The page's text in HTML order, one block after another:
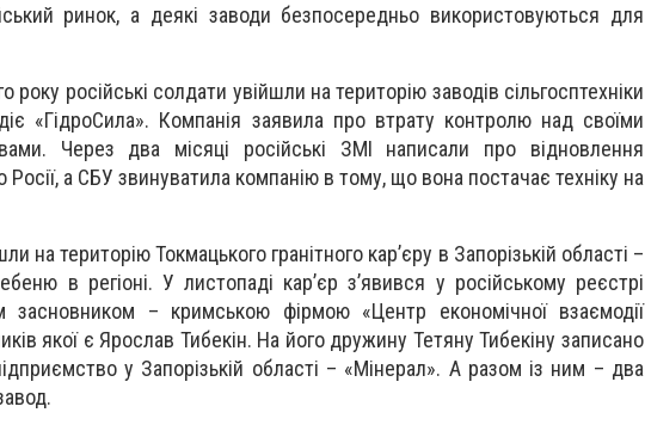
ринок, а деякі заводи безпосередньо використовуються для
російські солдати увійшли на територію заводів сільгосптехніки
«ГідроСила». Компанія заявила про втрату контролю над своїми
Через два місяці російські ЗМІ написали про відновлення
а СБУ звинуватила компанію в тому, що вона постачає техніку на
на територію Токмацького гранітного карʼєру в Запорізькій області –
в регіоні. У листопаді карʼєр зʼявився у російському реєстрі
засновником – кримською фірмою «Центр економічної взаємодії
якої є Ярослав Тибекін. На його дружину Тетяну Тибекіну записано
у Запорізькій області – «Мінерал». А разом із ним – два